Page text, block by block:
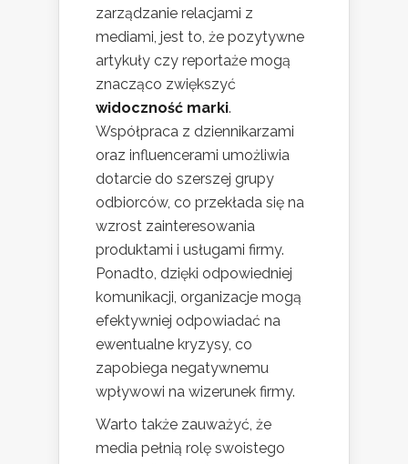
zarządzanie relacjami z
mediami, jest to, że pozytywne
artykuły czy reportaże mogą
znacząco zwiększyć
widoczność marki.
Współpraca z dziennikarzami
oraz influencerami umożliwia
dotarcie do szerszej grupy
odbiorców, co przekłada się na
wzrost zainteresowania
produktami i usługami firmy.
Ponadto, dzięki odpowiedniej
komunikacji, organizacje mogą
efektywniej odpowiadać na
ewentualne kryzysy, co
zapobiega negatywnemu
wpływowi na wizerunek firmy.
Warto także zauważyć, że
media pełnią rolę swoistego